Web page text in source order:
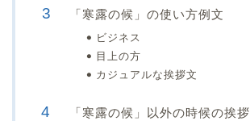
「寒露の候」の使い方例文
ビジネス
目上の方
カジュアルな挨拶文
「寒露の候」以外の時候の挨拶